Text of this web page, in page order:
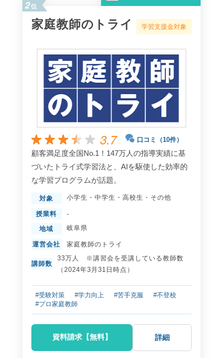
2位
家庭教師のトライ 学習支援金対象
3.7 口コミ（10件）
顧客満足度全国No.1！147万人の指導実績に基
づいたトライ式学習法と、AIを駆使した効率的
な学習プログラムが話題。
対象 小学生 ・ 中学生 ・ 高校生 ・ その他
授業料 -
地域 岐阜県
運営会社 家庭教師のトライ
講師数
33万人 ※講習会を受講している教師数
（2024年3月31日時点）
#受験対策 #学力向上 #苦手克服
#不登校
#プロ家庭教師
資料請求【無料】 詳細